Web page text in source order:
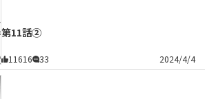
第11話②
11616 33 2024/4/4